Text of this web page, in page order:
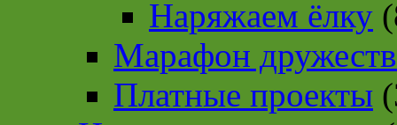
Наряжаем ёлку
Марафон
Платные проекты